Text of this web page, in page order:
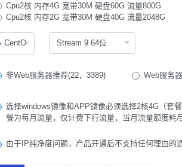
Cpu2核 内存4G 宽带30M 硬盘60G 流量800G
Cpu2核 内存2G 宽带30M 硬盘40G 流量2048G
CentOS
非Web服务器推荐(22，3389) Web服务
选择windows镜像和APP镜像必须选择2核4G（套
餐为每月流量，仅计费下行流量，当月流量额度耗
由于IP纯净度问题，产品开通后不支持任何理由的